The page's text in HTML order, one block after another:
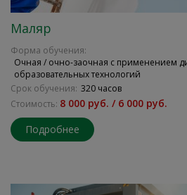
Маляр
Форма обучения:
Очная / очно-заочная с применением
образовательных технологий
Срок обучения: 320 часов
Стоимость: 8 000 руб. / 6 000 руб.
Подробнее